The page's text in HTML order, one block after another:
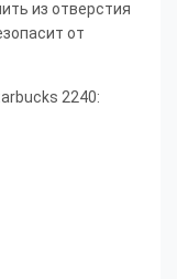
из отверстия
от
2240: